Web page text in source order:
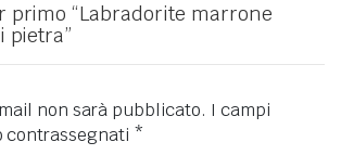
primo “Labradorite marrone
pietra”
non sarà pubblicato. I campi
contrassegnati *